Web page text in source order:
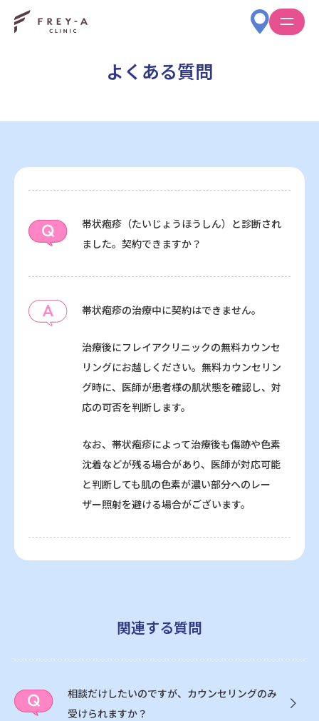
よくある質問
帯状疱疹（たいじょうほうしん）と診断され
ました。契約できますか？
帯状疱疹の治療中に契約はできません。
治療後にフレイアクリニックの無料カウンセ
リングにお越しください。無料カウンセリン
グ時に、医師が患者様の肌状態を確認し、対
応の可否を判断します。
なお、帯状疱疹によって治療後も傷跡や色素
沈着などが残る場合があり、医師が対応可能
と判断しても肌の色素が濃い部分へのレー
ザー照射を避ける場合がございます。
関連する質問
相談だけしたいのですが、カウンセリングのみ
受けられますか？